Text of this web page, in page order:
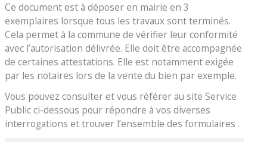
Ce document est à déposer en mairie en 3
exemplaires lorsque tous les travaux sont terminés.
Cela permet à la commune de vérifier leur conformité
avec l’autorisation délivrée. Elle doit être accompagnée
de certaines attestations. Elle est notamment exigée
par les notaires lors de la vente du bien par exemple.
Vous pouvez consulter et vous référer au site Service
Public ci-dessous pour répondre à vos diverses
interrogations et trouver l’ensemble des formulaires .